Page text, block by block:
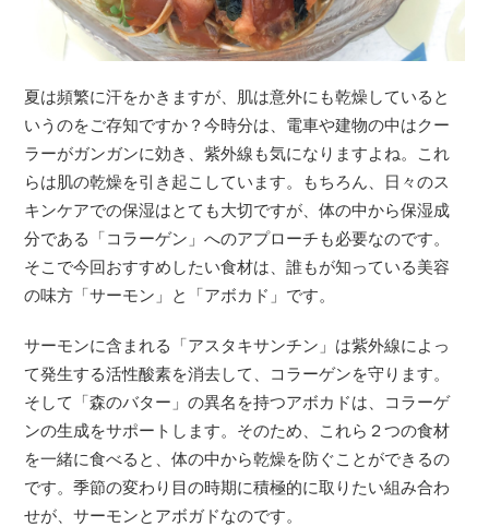
夏は頻繁に汗をかきますが、肌は意外にも乾燥していると
いうのをご存知ですか？今時分は、電車や建物の中はクー
ラーがガンガンに効き、紫外線も気になりますよね。これ
らは肌の乾燥を引き起こしています。もちろん、日々のス
キンケアでの保湿はとても大切ですが、体の中から保湿成
分である「コラーゲン」へのアプローチも必要なのです。
そこで今回おすすめしたい食材は、誰もが知っている美容
の味方「サーモン」と「アボカド」です。
サーモンに含まれる「アスタキサンチン」は紫外線によっ
て発生する活性酸素を消去して、コラーゲンを守ります。
そして「森のバター」の異名を持つアボカドは、コラーゲ
ンの生成をサポートします。そのため、これら２つの食材
を一緒に食べると、体の中から乾燥を防ぐことができるの
です。季節の変わり目の時期に積極的に取りたい組み合わ
せが、サーモンとアボガドなのです。